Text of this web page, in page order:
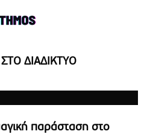
ΔΙΑΔΙΚΤΥΟ
παράσταση στο